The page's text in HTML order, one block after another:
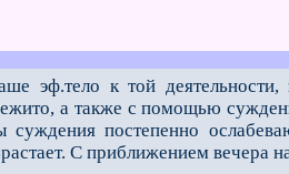
эф.тело к той
а также с помощью
посте­пенно
С приближением вечера